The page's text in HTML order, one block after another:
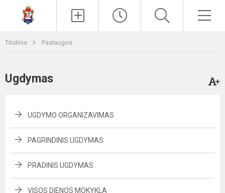
Titulinis Paslaugos
Ugdymas
UGDYMO ORGANIZAVIMAS
PAGRINDINIS UGDYMAS
PRADINIS UGDYMAS
VISOS DIENOS MOKYKLA